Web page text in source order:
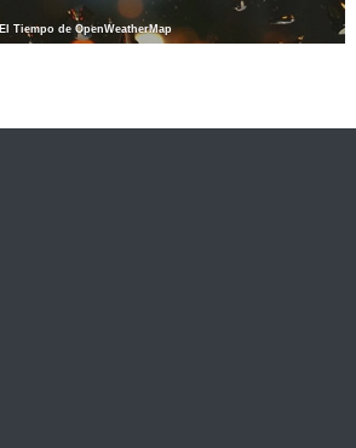
El Tiempo de OpenWeatherMap